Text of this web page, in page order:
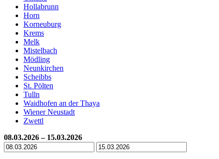
Hollabrunn
Horn
Korneuburg
Krems
Melk
Mistelbach
Mödling
Neunkirchen
Scheibbs
St. Pölten
Tulln
Waidhofen an der Thaya
Wiener Neustadt
Zwettl
08.03.2026 – 15.03.2026